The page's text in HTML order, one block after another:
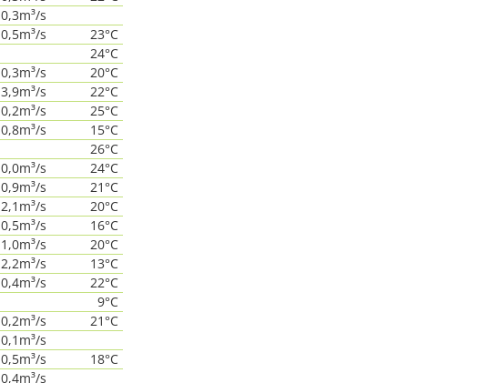
0,3m³/s
0,5m³/s
23°C
24°C
0,3m³/s
20°C
3,9m³/s
22°C
0,2m³/s
25°C
0,8m³/s
15°C
26°C
0,0m³/s
24°C
0,9m³/s
21°C
2,1m³/s
20°C
0,5m³/s
16°C
1,0m³/s
20°C
2,2m³/s
13°C
0,4m³/s
22°C
9°C
0,2m³/s
21°C
0,1m³/s
0,5m³/s
18°C
0,4m³/s